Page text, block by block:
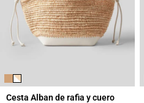
Cesta Alban de rafia y cuero